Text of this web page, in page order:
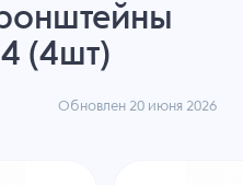
(4шт)
Обновлен 20 июня 2026